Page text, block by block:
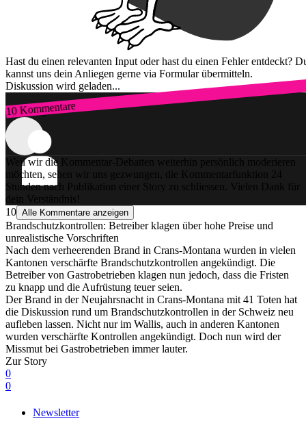
Hast du einen relevanten Input oder hast du einen Fehler entdeckt?
kannst uns dein Anliegen gerne via Formular übermitteln.
Diskussion wird geladen...
10 Kommentare
Zum Login
Weil wir die Kommentar-Debatten weiterhin persönlich moderieren
möchten, sehen wir uns gezwungen, die Kommentarfunktion 24
Stunden nach Publikation einer Story zu schliessen. Vielen Dank für
dein Verständnis!
10 Alle Kommentare anzeigen
Brandschutzkontrollen: Betreiber klagen über hohe Preise und
unrealistische Vorschriften
Nach dem verheerenden Brand in Crans-Montana wurden in vielen
Kantonen verschärfte Brandschutzkontrollen angekündigt. Die
Betreiber von Gastrobetrieben klagen nun jedoch, dass die Fristen
zu knapp und die Aufrüstung teuer seien.
Der Brand in der Neujahrsnacht in Crans-Montana mit 41 Toten hat
die Diskussion rund um Brandschutzkontrollen in der Schweiz neu
aufleben lassen. Nicht nur im Wallis, auch in anderen Kantonen
wurden verschärfte Kontrollen angekündigt. Doch nun wird der
Missmut bei Gastrobetrieben immer lauter.
Zur Story
0
0
Newsletter